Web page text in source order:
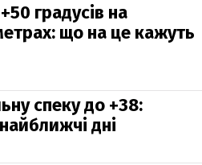
градусів на
що на це кажуть
спеку до +38:
дні